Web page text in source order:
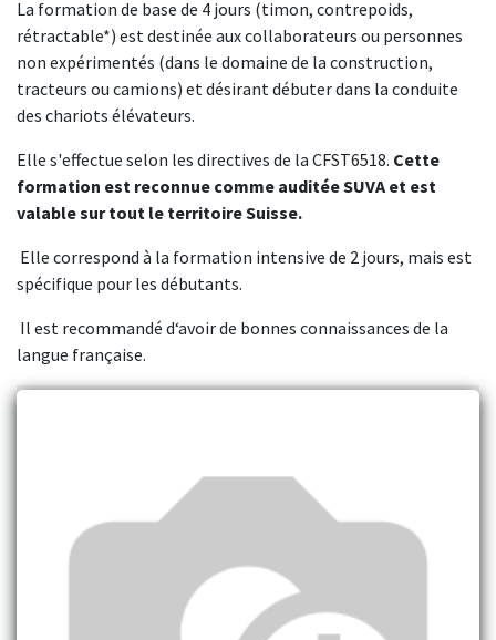
La formation de base de 4 jours (timon, contrepoids,
rétractable*) est destinée aux collaborateurs ou personnes
non expérimentés (dans le domaine de la construction,
tracteurs ou camions) et désirant débuter dans la conduite
des chariots élévateurs.
Elle s'effectue selon les directives de la CFST6518. Cette
formation est reconnue comme auditée SUVA et est
valable sur tout le territoire Suisse.
Elle correspond à la formation intensive de 2 jours, mais est
spécifique pour les débutants.
Il est recommandé d‘avoir de bonnes connaissances de la
langue française.